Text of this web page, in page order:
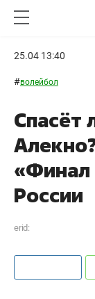
25.04 13:40
#волейбол
Спасёт
«Финал
России
erid: